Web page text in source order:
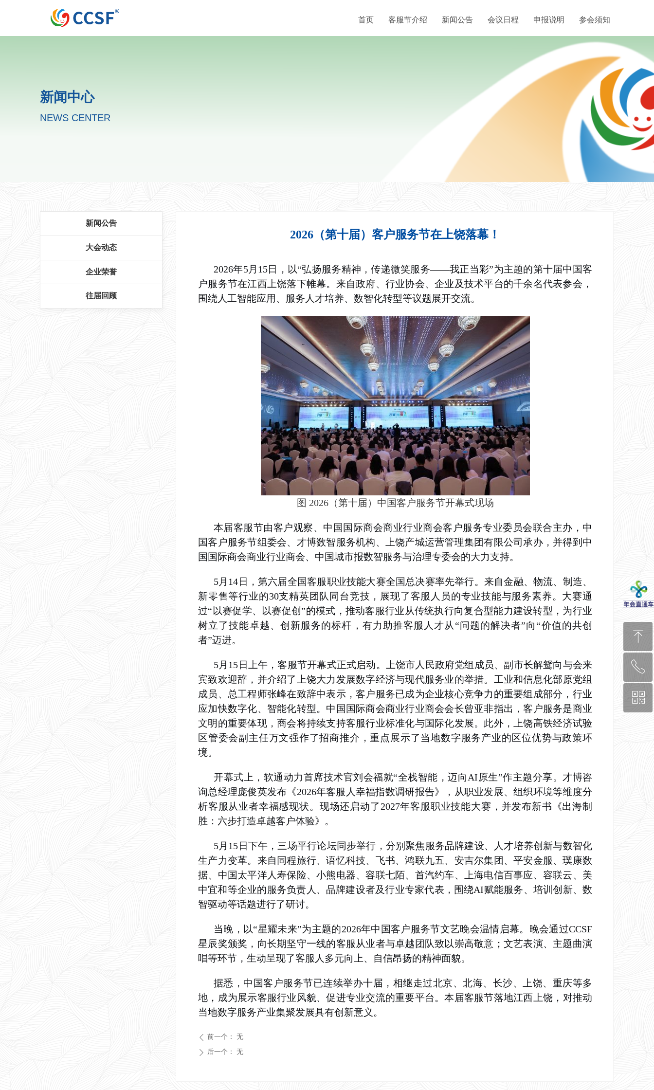
首页 客服节介绍 新闻公告 会议日程 申报说明 参会须知
2026（第十届）客户服务节在上饶落幕！
2026年5月15日，以“弘扬服务精神，传递微笑服务——我正当彩”为主题的第十届中国客
户服务节在江西上饶落下帷幕。来自政府、行业协会、企业及技术平台的千余名代表参会，
围绕人工智能应用、服务人才培养、数智化转型等议题展开交流。
图 2026（第十届）中国客户服务节开幕式现场
本届客服节由客户观察、中国国际商会商业行业商会客户服务专业委员会联合主办，中
国客户服务节组委会、才博数智服务机构、上饶产城运营管理集团有限公司承办，并得到中
国国际商会商业行业商会、中国城市报数智服务与治理专委会的大力支持。
5月14日，第六届全国客服职业技能大赛全国总决赛率先举行。来自金融、物流、制造、
新零售等行业的30支精英团队同台竞技，展现了客服人员的专业技能与服务素养。大赛通
过“以赛促学、以赛促创”的模式，推动客服行业从传统执行向复合型能力建设转型 ， 为行业
树立了技能卓越、创新服务的标杆，有力助推客服人才从“问题的解决者”向“价值的共创
者”迈进。
5月15日上午，客服节开幕式正式启动。上饶市人民政府党组成员、副市长解鸳向与会来
宾致欢迎辞 ， 并介绍了上饶大力发展数字经济与现代服务业的举措。工业和信息化部原党组
成员、总工程师张峰在致辞中表示，客户服务已成为企业核心竞争力的重要组成部分，行业
应加快数字化、智能化转型。中国国际商会商业行业商会会长曾亚非指出，客户服务是商业
文明的重要体现，商会将持续支持客服行业标准化与国际化发展。 此外，
上饶高铁经济试验
区管委会副主任万文强作了招商推介，重点 展示了当地数字服务产业的区位优势与政策环
境。
开幕式上，软通动力首席技术官刘会福就“全栈智能，迈向AI原生”作主题分享。才博咨
询总经理庞俊英发布《2026年客服人幸福指数调研报告》，从职业发展、组织环境等维度分
析客服从业者幸福感现状。现场还启动了2027年客服职业技能大赛，并发布新书《出海制
胜：六步打造卓越客户体验》。
5月15日下午，三场平行论坛同步举行，分别聚焦服务品牌建设、人才培养创新与数智化
生产力变革。来自同程旅行、语忆科技、飞书、鸿联九五、安吉尔集团、平安金服、璞康数
据、中国太平洋人寿保险、小熊电器、容联七陌、首汽约车、上海电信百事应、容联云、美
中宜和等企业的服务负责人、品牌建设者及行业专家代表，围绕AI赋能服务、培训创新、数
智驱动等话题进行了研讨。
当晚，以“星耀未来”为主题的2026年中国客户服务节文艺晚会温情启幕。晚会通过CCSF
星辰奖颁奖，向长期坚守一线的客服从业者与卓越团队致以崇高敬意；文艺表演、主题曲演
唱等环节，生动呈现了客服人多元向上、自信昂扬的精神面貌。
据悉， 中国客户服务节已连续举办十届， 相继走过北京、北海、 长沙、上饶、重庆等多
地，成为展示客服行业风貌、促进专业交流的重要平台。本届客服节落地江西上饶， 对推动
当地数字服务产业集聚发展具有创新意义 。
ꄴ 前一个： 无
ꄲ 后一个： 无
新闻中心
NEWS CENTER
新闻公告
大会动态
企业荣誉
往届回顾
ꁸ
回到顶部
ꂅ
0571-8878-8870
ꀥ